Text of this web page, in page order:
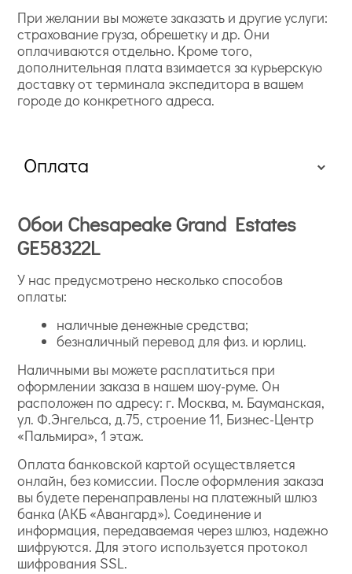
При желании вы можете заказать и другие услуги:
страхование груза, обрешетку и др. Они
оплачиваются отдельно. Кроме того,
дополнительная плата взимается за курьерскую
доставку от терминала экспедитора в вашем
городе до конкретного адреса.
Оплата
Обои Chesapeake Grand Estates
GE58322L
У нас предусмотрено несколько способов
оплаты:
наличные денежные средства;
безналичный перевод для физ. и юрлиц.
Наличными вы можете расплатиться при
оформлении заказа в нашем шоу-руме. Он
расположен по адресу: г. Москва, м. Бауманская,
ул. Ф.Энгельса, д.75, строение 11, Бизнес-Центр
«Пальмира», 1 этаж.
Оплата банковской картой осуществляется
онлайн, без комиссии. После оформления заказа
вы будете перенаправлены на платежный шлюз
банка (АКБ «Авангард»). Соединение и
информация, передаваемая через шлюз, надежно
шифруются. Для этого используется протокол
шифрования SSL.